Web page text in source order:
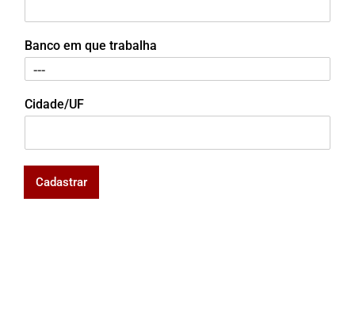
Banco em que trabalha
Cidade/UF
Cadastrar